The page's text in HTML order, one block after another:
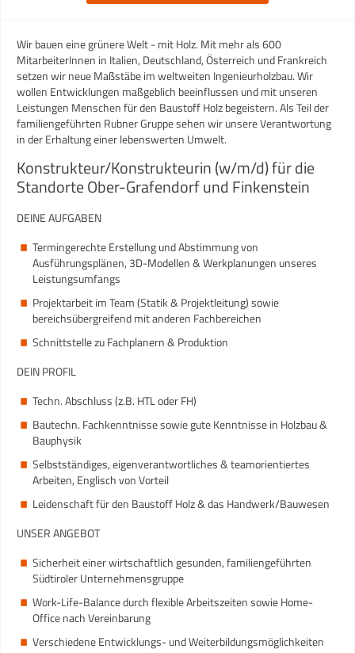
Wir bauen eine grünere Welt - mit Holz. Mit mehr als 600
MitarbeiterInnen in Italien, Deutschland, Österreich und Frankreich
setzen wir neue Maßstäbe im weltweiten Ingenieurholzbau. Wir
wollen Entwicklungen maßgeblich beeinflussen und mit unseren
Leistungen Menschen für den Baustoff Holz begeistern. Als Teil der
familiengeführten Rubner Gruppe sehen wir unsere Verantwortung
in der Erhaltung einer lebenswerten Umwelt.
Konstrukteur/Konstrukteurin (w/m/d) für die
Standorte Ober-Grafendorf und Finkenstein
DEINE AUFGABEN
Termingerechte Erstellung und Abstimmung von
Ausführungsplänen, 3D-Modellen & Werkplanungen unseres
Leistungsumfangs
Projektarbeit im Team (Statik & Projektleitung) sowie
bereichsübergreifend mit anderen Fachbereichen
Schnittstelle zu Fachplanern & Produktion
DEIN PROFIL
Techn. Abschluss (z.B. HTL oder FH)
Bautechn. Fachkenntnisse sowie gute Kenntnisse in Holzbau &
Bauphysik
Selbstständiges, eigenverantwortliches & teamorientiertes
Arbeiten, Englisch von Vorteil
Leidenschaft für den Baustoff Holz & das Handwerk/Bauwesen
UNSER ANGEBOT
Sicherheit einer wirtschaftlich gesunden, familiengeführten
Südtiroler Unternehmensgruppe
Work-Life-Balance durch flexible Arbeitszeiten sowie Home-
Office nach Vereinbarung
Verschiedene Entwicklungs- und Weiterbildungsmöglichkeiten